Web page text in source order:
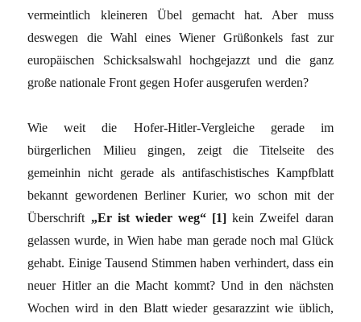
vermeintlich kleineren Übel gemacht hat. Aber muss
deswegen die Wahl eines Wiener Grüßonkels fast zur
europäischen Schicksalswahl hochgejazzt und die ganz
große nationale Front gegen Hofer ausgerufen werden?
Wie weit die Hofer-Hitler-Vergleiche gerade im
bürgerlichen Milieu gingen, zeigt die Titelseite des
gemeinhin nicht gerade als antifaschistisches Kampfblatt
bekannt gewordenen Berliner Kurier, wo schon mit der
Überschrift „Er ist wieder weg“ [1] kein Zweifel daran
gelassen wurde, in Wien habe man gerade noch mal Glück
gehabt. Einige Tausend Stimmen haben verhindert, dass ein
neuer Hitler an die Macht kommt? Und in den nächsten
Wochen wird in den Blatt wieder gesarazzint wie üblich,